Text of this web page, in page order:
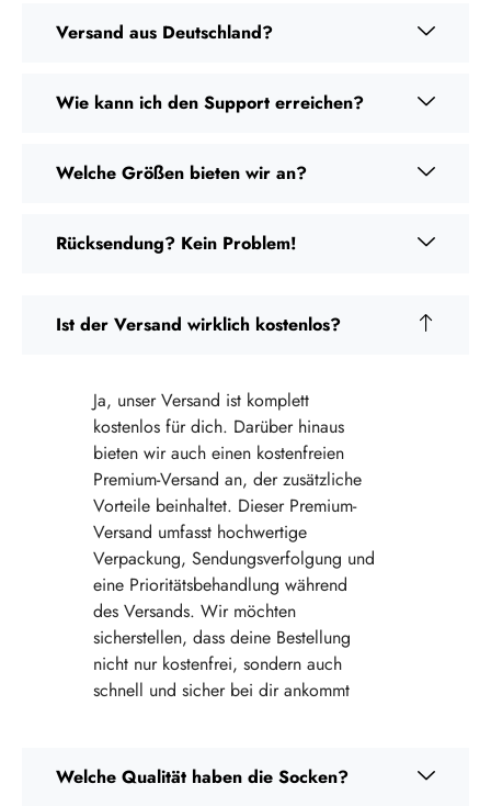
Versand aus Deutschland?
Wie kann ich den Support erreichen?
Welche Größen bieten wir an?
Rücksendung? Kein Problem!
Ist der Versand wirklich kostenlos?
Ja, unser Versand ist komplett
kostenlos für dich. Darüber hinaus
bieten wir auch einen kostenfreien
Premium-Versand an, der zusätzliche
Vorteile beinhaltet. Dieser Premium-
Versand umfasst hochwertige
Verpackung, Sendungsverfolgung und
eine Prioritätsbehandlung während
des Versands. Wir möchten
sicherstellen, dass deine Bestellung
nicht nur kostenfrei, sondern auch
schnell und sicher bei dir ankommt
Welche Qualität haben die Socken?